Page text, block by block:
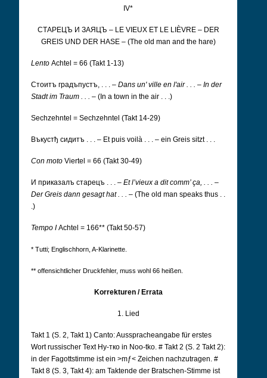
IV*
CТАРЕЦЪ И ЗАЯЦЪ – LE VIEUX ET LE LIÈVRE– DER
GREIS UND DER HASE– (The old man and the hare)
Lento Achtel = 66 (Takt 1-13)
Cтоитъ градъпустъ, . . . – Dans un' ville en l'air . . . – In der
Stadt im Traum . . . – (In a town in the air . . .)
Sechzehntel = Sechzehntel (Takt 14-29)
Въкустђ сидитъ . . . – Et puis voilà . . . – ein Greis sitzt . . .
Con moto Viertel = 66 (Takt 30-49)
И приказалъ старецъ . . . – Et l’vieux a dit comm’ ça, . . . –
Der Greis dann gesagt hat . . . – (The old man speaks thus . .
.)
Tempo IAchtel = 166** (Takt 50-57)
* Tutti; Englischhorn, A-Klarinette.
** offensichtlicher Druckfehler, muss wohl 66 heißen.
Korrekturen / Errata
1. Lied
Takt 1 (S. 2, Takt 1) Canto: Ausspracheangabe für erstes
Wort russischer Text Нy-тко in Noo-tko. # Takt 2 (S. 2 Takt 2):
in der Fagottstimme ist ein >mƒ< Zeichen nachzutragen. #
Takt 8 (S. 3, Takt 4): am Taktende der Bratschen-Stimme ist